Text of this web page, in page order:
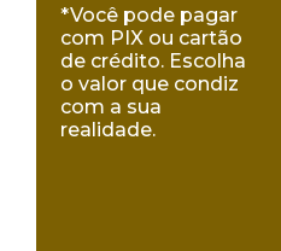
*Você pode pagar
com PIX ou cartão
de crédito. Escolha
o valor que condiz
com a sua
realidade.